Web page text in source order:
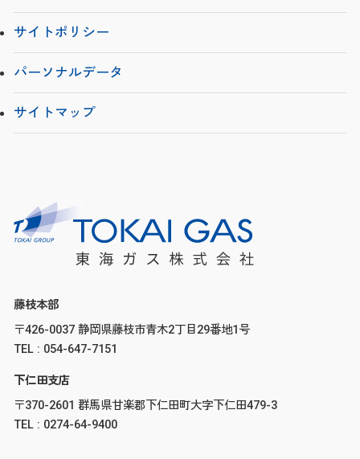
サイトポリシー
パーソナルデータ
サイトマップ
藤枝本部
〒426-0037 静岡県藤枝市青木2丁目29番地1号
TEL : 054-647-7151
下仁田支店
〒370-2601 群馬県甘楽郡下仁田町大字下仁田479-3
TEL : 0274-64-9400